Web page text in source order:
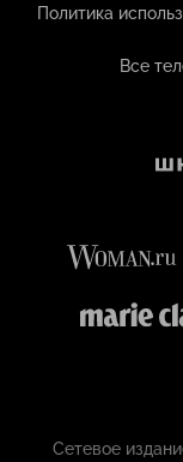
Политика
Все
Сетевое